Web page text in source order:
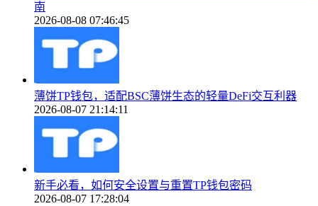
南
2026-08-08 07:46:45
薄饼TP钱包，适配BSC薄饼生态的轻量DeFi交互利器
2026-08-07 21:14:11
新手必看，如何安全设置与重置TP钱包密码
2026-08-07 17:28:04